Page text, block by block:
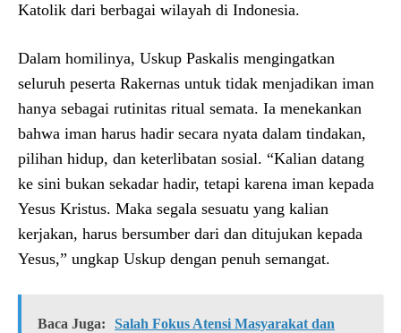
Katolik dari berbagai wilayah di Indonesia.
Dalam homilinya, Uskup Paskalis mengingatkan
seluruh peserta Rakernas untuk tidak menjadikan iman
hanya sebagai rutinitas ritual semata. Ia menekankan
bahwa iman harus hadir secara nyata dalam tindakan,
pilihan hidup, dan keterlibatan sosial. “Kalian datang
ke sini bukan sekadar hadir, tetapi karena iman kepada
Yesus Kristus. Maka segala sesuatu yang kalian
kerjakan, harus bersumber dari dan ditujukan kepada
Yesus,” ungkap Uskup dengan penuh semangat.
Baca Juga:
Salah Fokus Atensi Masyarakat dan